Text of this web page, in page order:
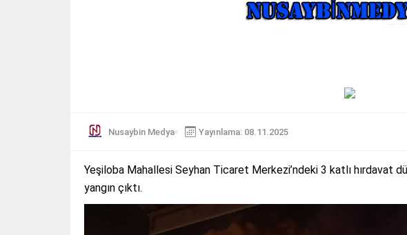
Nusaybin Medya Yayınlama: 08.11.2025
Yeşiloba Mahallesi Seyhan Ticaret Merkezi’ndeki 3 katlı hırdavat
yangın çıktı.